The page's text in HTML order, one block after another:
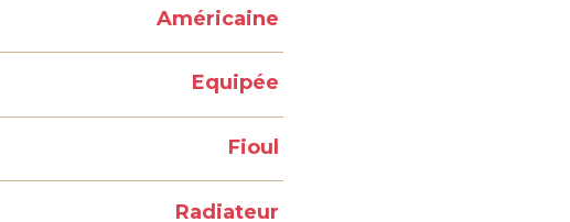
Américaine
Equipée
Fioul
Radiateur